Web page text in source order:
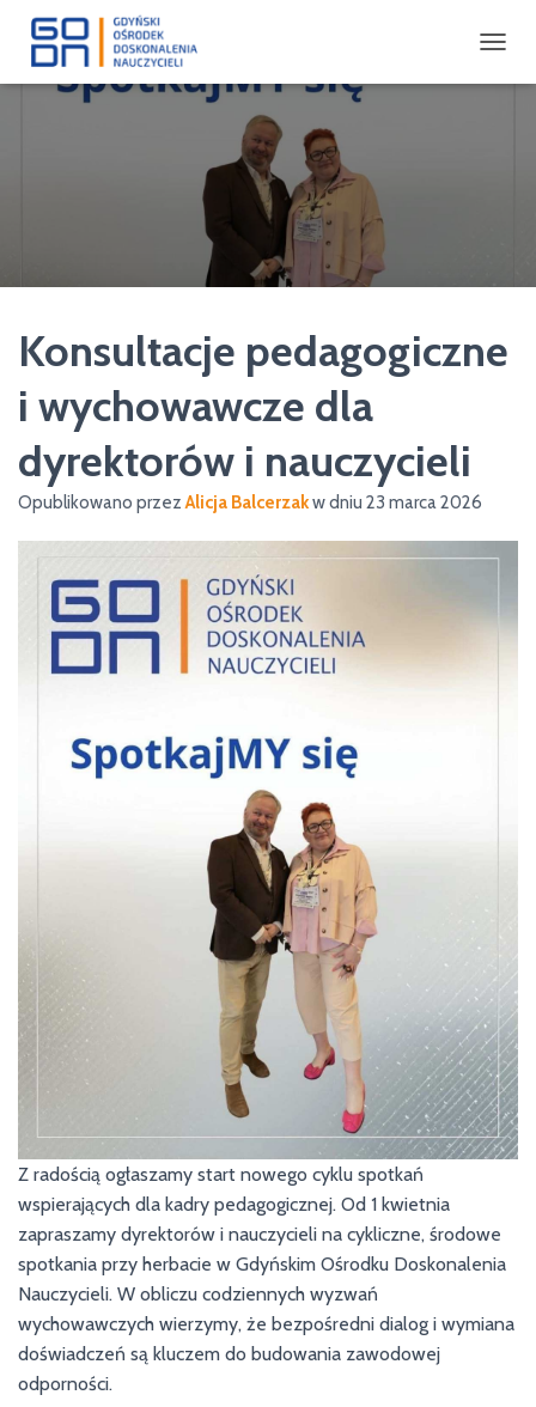
R
W
A
Konsultacje pedagogiczne
i wychowawcze dla
dyrektorów i nauczycieli
Opublikowano przezAlicja Balcerzakw dniu 23 marca 2026
Z radością ogłaszamy start nowego cyklu spotkań
wspierających dla kadry pedagogicznej. Od 1 kwietnia
zapraszamy dyrektorów i nauczycieli na cykliczne, środowe
spotkania przy herbacie w Gdyńskim Ośrodku Doskonalenia
Nauczycieli. W obliczu codziennych wyzwań
wychowawczych wierzymy, że bezpośredni dialog i wymiana
doświadczeń są kluczem do budowania zawodowej
odporności.